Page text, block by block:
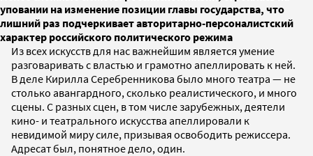
уповании на изменение позиции главы государства, что
лишний раз подчеркивает авторитарно-персоналистский
характер российского политического режима
Из всех искусств для нас важнейшим является умение
разговаривать с властью и грамотно апеллировать к ней.
В деле Кирилла Серебренникова было много театра — не
столько авангардного, сколько реалистического, и много
сцены. С разных сцен, в том числе зарубежных, деятели
кино- и театрального искусства апеллировали к
невидимой миру силе, призывая освободить режиссера.
Адресат был, понятное дело, один.